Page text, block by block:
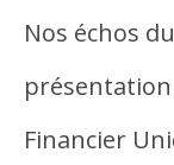
Nos échos
Financier